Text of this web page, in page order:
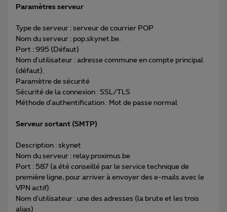
Paramètres serveur
Type de serveur : serveur de courrier POP
Nom du serveur : pop.skynet.be.
Port : 995 (Défaut)
Nom d'utilisateur : adresse commune en compte principal
(défaut).
Paramètre de sécurité
Sécurité de la connexion : SSL/TLS
Méthode d'authentification : Mot de passe normal
Serveur sortant (SMTP)
Description : skynet
Nom du serveur : relay.proximus.be
Port : 587 (a été conseillé par le service technique de
première ligne, pour arriver à envoyer des e-mails avec le
VPN actif).
Nom d'utilisateur : une des adresses (la brute et les trois
alias)